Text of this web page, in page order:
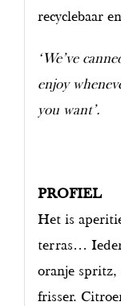
recyclebaar
‘We’ve
enjoy
you want’.
PROFIEL
Het is
terras…
oranje
frisser.